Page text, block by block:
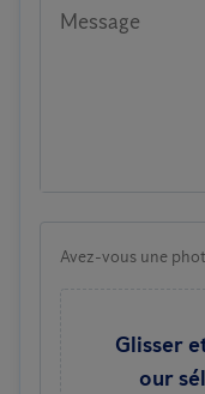
Message
Avez-vous une
Glisser
our